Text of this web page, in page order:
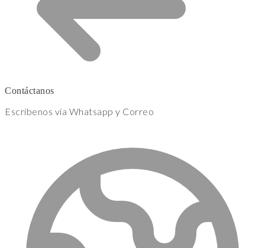
Contáctanos
Escríbenos vía Whatsapp y Correo